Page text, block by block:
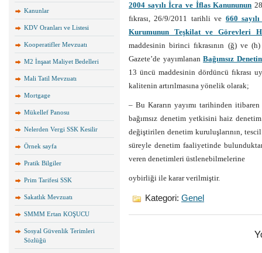
Kanunlar
KDV Oranları ve Listesi
Kooperatifler Mevzuatı
M2 İnşaat Maliyet Bedelleri
Mali Tatil Mevzuatı
Mortgage
Mükellef Panosu
Nelerden Vergi SSK Kesilir
Örnek sayfa
Pratik Bilgiler
Prim Tarifesi SSK
Sakatlık Mevzuatı
SMMM Ertan KOŞUCU
Sosyal Güvenlik Terimleri
Sözlüğü
2004 sayılı İcra ve İflas Kanununun
fıkrası, 26/9/2011 tarihli ve 660
Kurumunun Teşkilat ve Görevleri
maddesinin birinci fıkrasının (ğ) ve
Gazete’de yayımlananBağımsız
13 üncü maddesinin dördüncü fıkrası
kalitenin artırılmasına yönelik olarak;
– Bu Kararın yayımı tarihinden
bağımsız denetim yetkisini haiz
değiştirilen denetim kuruluşlarının,
süreyle denetim faaliyetinde
veren denetimleri üstlenebilmelerine
oybirliği ile karar verilmiştir.
Kategori: Genel